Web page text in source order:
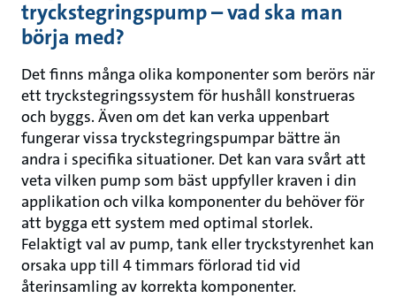
tryckstegringspump – vad ska man
börja med?
Det finns många olika komponenter som berörs när
ett tryckstegringssystem för hushåll konstrueras
och byggs. Även om det kan verka uppenbart
fungerar vissa tryckstegringspumpar bättre än
andra i specifika situationer. Det kan vara svårt att
veta vilken pump som bäst uppfyller kraven i din
applikation och vilka komponenter du behöver för
att bygga ett system med optimal storlek.
Felaktigt val av pump, tank eller tryckstyrenhet kan
orsaka upp till 4 timmars förlorad tid vid
återinsamling av korrekta komponenter.